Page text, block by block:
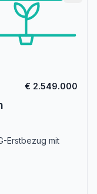
€ 2.549.000
Erstbezug mit